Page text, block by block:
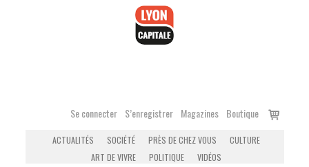
Se connecter S’enregistrer Magazines Boutique
Voir
ACTUALITÉS SOCIÉTÉ PRÈS DE CHEZ VOUS
CULTURE
ART DE VIVRE
POLITIQUE VIDÉOS